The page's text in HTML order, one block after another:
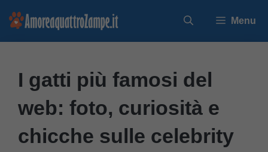
Vai
Menu
I gatti più famosi del
web: foto, curiosità e
chicche sulle celebrity